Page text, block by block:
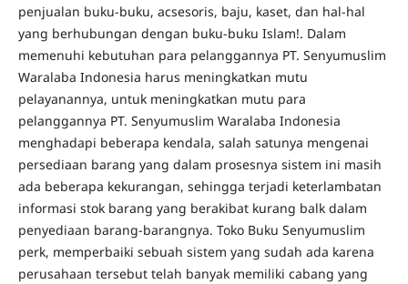
penjualan buku-buku, acsesoris, baju, kaset, dan hal-hal
yang berhubungan dengan buku-buku Islam!. Dalam
memenuhi kebutuhan para pelanggannya PT. Senyumuslim
Waralaba Indonesia harus meningkatkan mutu
pelayanannya, untuk meningkatkan mutu para
pelanggannya PT. Senyumuslim Waralaba Indonesia
menghadapi beberapa kendala, salah satunya mengenai
persediaan barang yang dalam prosesnya sistem ini masih
ada beberapa kekurangan, sehingga terjadi keterlambatan
informasi stok barang yang berakibat kurang balk dalam
penyediaan barang-barangnya. Toko Buku Senyumuslim
perk, memperbaiki sebuah sistem yang sudah ada karena
perusahaan tersebut telah banyak memiliki cabang yang